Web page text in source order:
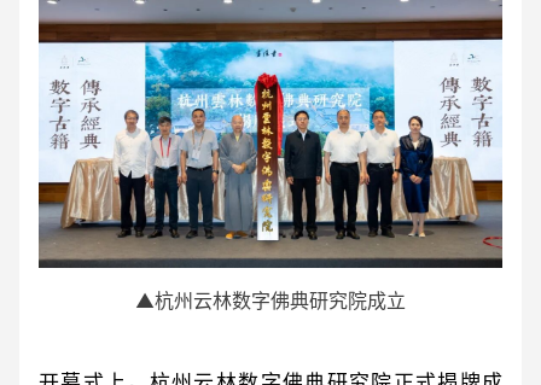
▲杭州云林数字佛典研究院成立